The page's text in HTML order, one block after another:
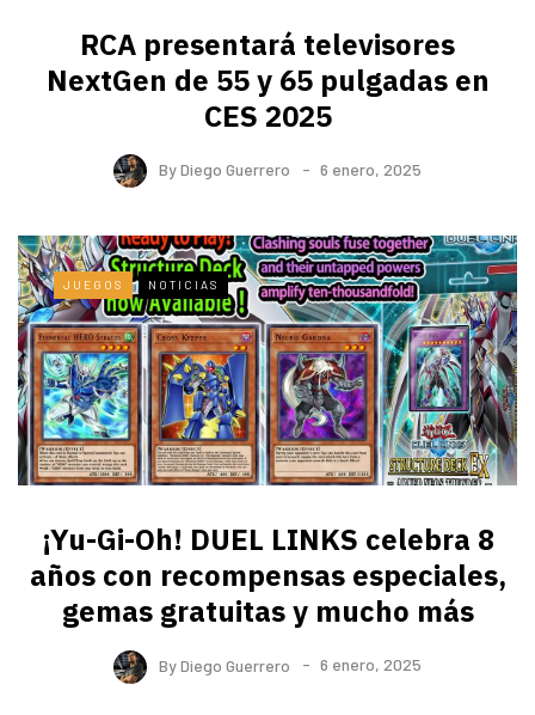
RCA presentará televisores
NextGen de 55 y 65 pulgadas en
CES 2025
ByDiego Guerrero 6 enero, 2025
JUEGOS NOTICIAS
¡Yu-Gi-Oh! DUEL LINKS celebra 8
años con recompensas especiales,
gemas gratuitas y mucho más
ByDiego Guerrero 6 enero, 2025